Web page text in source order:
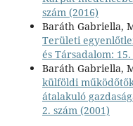
szám (2016)
Baráth Gabriella,
Területi
és Társadalom:
Baráth Gabriella,
külföldi
átalakuló
2. szám (2001)